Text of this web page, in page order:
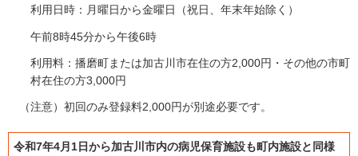
利用日時：月曜日から金曜日（祝日、年末年始除く）
午前8時45分から午後6時
利用料：播磨町または加古川市在住の方2,000円・その他の市町
村在住の方3,000円
（注意）初回のみ登録料2,000円が別途必要です。
令和7年4月1日から加古川市内の病児保育施設も町内施設と同様